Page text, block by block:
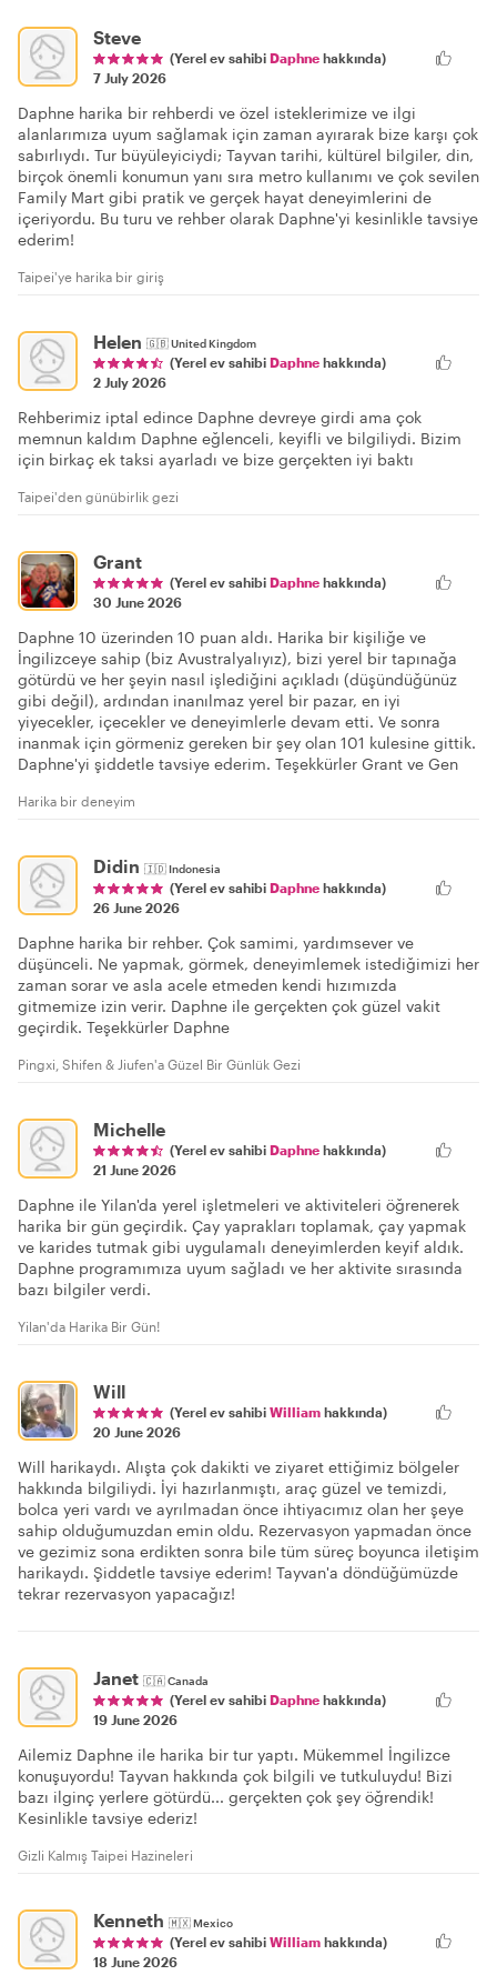
Steve
(Yerel ev sahibi Daphne hakkında)
7 July 2026
Daphne harika bir rehberdi ve özel isteklerimize ve ilgi
alanlarımıza uyum sağlamak için zaman ayırarak bize karşı çok
sabırlıydı. Tur büyüleyiciydi; Tayvan tarihi, kültürel bilgiler, din,
birçok önemli konumun yanı sıra metro kullanımı ve çok sevilen
Family Mart gibi pratik ve gerçek hayat deneyimlerini de
içeriyordu. Bu turu ve rehber olarak Daphne'yi kesinlikle tavsiye
ederim!
Taipei'ye harika bir giriş
Helen 🇬🇧United Kingdom
(Yerel ev sahibi Daphne hakkında)
2 July 2026
Rehberimiz iptal edince Daphne devreye girdi ama çok
memnun kaldım Daphne eğlenceli, keyifli ve bilgiliydi. Bizim
için birkaç ek taksi ayarladı ve bize gerçekten iyi baktı
Taipei'den günübirlik gezi
Grant
(Yerel ev sahibi Daphne hakkında)
30 June 2026
Daphne 10 üzerinden 10 puan aldı. Harika bir kişiliğe ve
İngilizceye sahip (biz Avustralyalıyız), bizi yerel bir tapınağa
götürdü ve her şeyin nasıl işlediğini açıkladı (düşündüğünüz
gibi değil), ardından inanılmaz yerel bir pazar, en iyi
yiyecekler, içecekler ve deneyimlerle devam etti. Ve sonra
inanmak için görmeniz gereken bir şey olan 101 kulesine gittik.
Daphne'yi şiddetle tavsiye ederim. Teşekkürler Grant ve Gen
Harika bir deneyim
Didin 🇮🇩Indonesia
(Yerel ev sahibi Daphne hakkında)
26 June 2026
Daphne harika bir rehber. Çok samimi, yardımsever ve
düşünceli. Ne yapmak, görmek, deneyimlemek istediğimizi her
zaman sorar ve asla acele etmeden kendi hızımızda
gitmemize izin verir. Daphne ile gerçekten çok güzel vakit
geçirdik. Teşekkürler Daphne
Pingxi, Shifen & Jiufen'a Güzel Bir Günlük Gezi
Michelle
(Yerel ev sahibi Daphne hakkında)
21 June 2026
Daphne ile Yilan'da yerel işletmeleri ve aktiviteleri öğrenerek
harika bir gün geçirdik. Çay yaprakları toplamak, çay yapmak
ve karides tutmak gibi uygulamalı deneyimlerden keyif aldık.
Daphne programımıza uyum sağladı ve her aktivite sırasında
bazı bilgiler verdi.
Yilan'da Harika Bir Gün!
Will
(Yerel ev sahibi William hakkında)
20 June 2026
Will harikaydı. Alışta çok dakikti ve ziyaret ettiğimiz bölgeler
hakkında bilgiliydi. İyi hazırlanmıştı, araç güzel ve temizdi,
bolca yeri vardı ve ayrılmadan önce ihtiyacımız olan her şeye
sahip olduğumuzdan emin oldu. Rezervasyon yapmadan önce
ve gezimiz sona erdikten sonra bile tüm süreç boyunca iletişim
harikaydı. Şiddetle tavsiye ederim! Tayvan'a döndüğümüzde
tekrar rezervasyon yapacağız!
Janet 🇨🇦Canada
(Yerel ev sahibi Daphne hakkında)
19 June 2026
Ailemiz Daphne ile harika bir tur yaptı. Mükemmel İngilizce
konuşuyordu! Tayvan hakkında çok bilgili ve tutkuluydu! Bizi
bazı ilginç yerlere götürdü... gerçekten çok şey öğrendik!
Kesinlikle tavsiye ederiz!
Gizli Kalmış Taipei Hazineleri
Kenneth 🇲🇽Mexico
(Yerel ev sahibi William hakkında)
18 June 2026